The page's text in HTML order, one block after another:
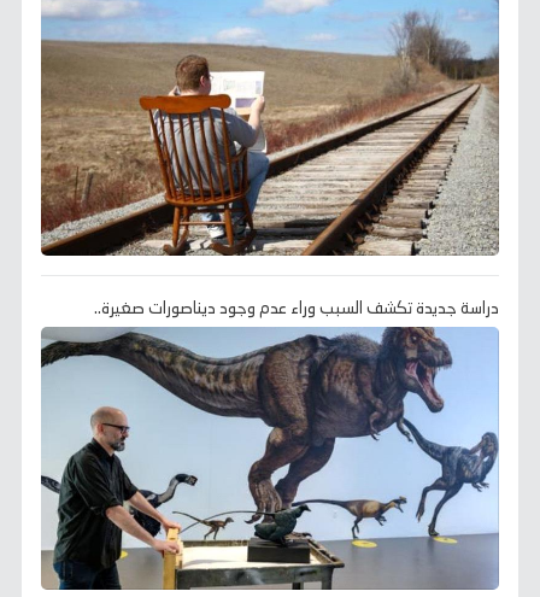
دراسة جديدة تكشف السبب وراء عدم وجود ديناصورات صغيرة..